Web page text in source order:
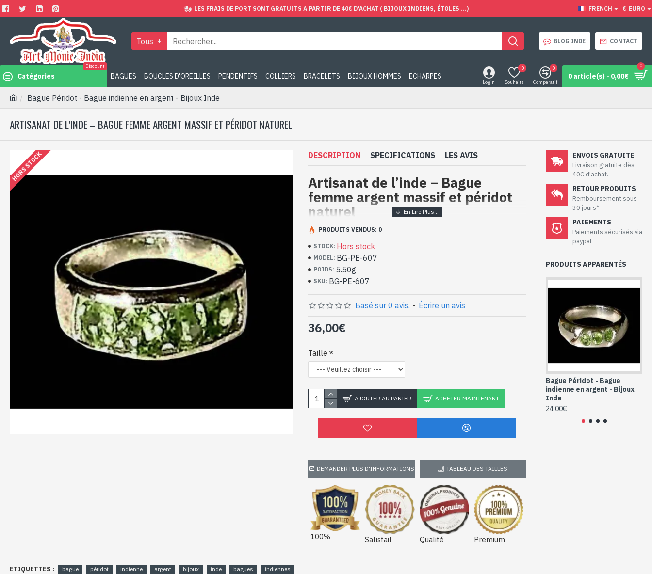
LES FRAIS DE PORT SONT GRATUITS A PARTIR DE 40€ D'ACHAT ( BIJOUX INDIENS, ÉTOLES ...) FRENCH € EURO
Tous BLOG INDE CONTACT
Catégories
Discount
BAGUES BOUCLES D'OREILLES PENDENTIFS COLLIERS BRACELETS BIJOUX HOMMES ECHARPES
Login Souhaits
0
Comparatif
0
0 article(s) - 0,00€
0
Bague Péridot - Bague indienne en argent - Bijoux Inde
ARTISANAT DE L’INDE – BAGUE FEMME ARGENT MASSIF ET PÉRIDOT NATUREL
HORS STOCK DESCRIPTION SPECIFICATIONS LES AVIS
Artisanat de l’inde – Bague
femme argent massif et péridot
naturel
Bijoux inde artisanaux - Bague argent
massif et Péridot
- Bague en argent véritable 925/1000
- Faite à la main à Jaipur ( INDE )
- Taille de la pierre : 5mm de diamètre approx
-Livrée avec un petit sac artisanal
Bague indienne argent et péridots
naturels de forme ronde (BG-PE-607)
STOCK: Hors stock
MODEL: BG-PE-607
POIDS: 5.50g
SKU: BG-PE-607
PRODUITS VENDUS: 0
Basé sur 0 avis. - Écrire un avis
36,00€
Taille
AJOUTER AU PANIER ACHETER MAINTENANT
DEMANDER PLUS D'INFORMATIONS TABLEAU DES TAILLES
100% Satisfait Qualité Premium
ETIQUETTES : bague péridot indienne argent bijoux inde bagues indiennes
ENVOIS GRATUITE
Livraison gratuite dès
40€ d'achat.
RETOUR PRODUITS
Remboursement sous
30 jours*
PAIEMENTS
Paiements sécurisés via
paypal
PRODUITS APPARENTÉS
Bague Péridot - Bague
indienne en argent - Bijoux
Inde
24,00€